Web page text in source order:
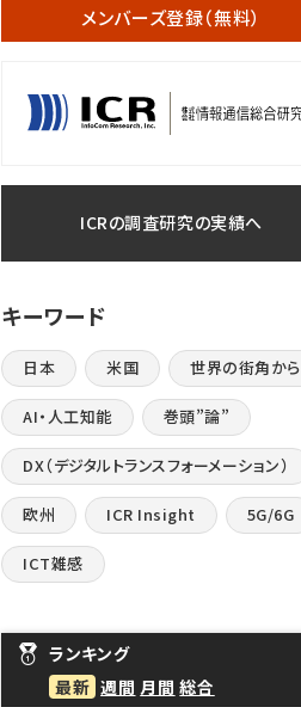
メンバーズ登録（無料）
ICRの調査研究の実績へ
キーワード
日本 米国 世界の街角から
AI・人工知能 巻頭”論”
DX（デジタルトランスフォーメーション）
欧州 ICR Insight 5G/6G
ICT雑感
ランキング
最新 週間 月間 総合